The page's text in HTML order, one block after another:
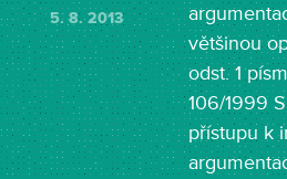
5. 8. 2013
většinou
odst. 1
106/1999
přístupu k